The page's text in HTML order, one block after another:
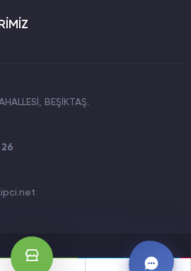
BEŞİKTAŞ.
LTD.Tüm Hakları Saklıdır.
İletişim
Destek Hattı
Destek Hattı